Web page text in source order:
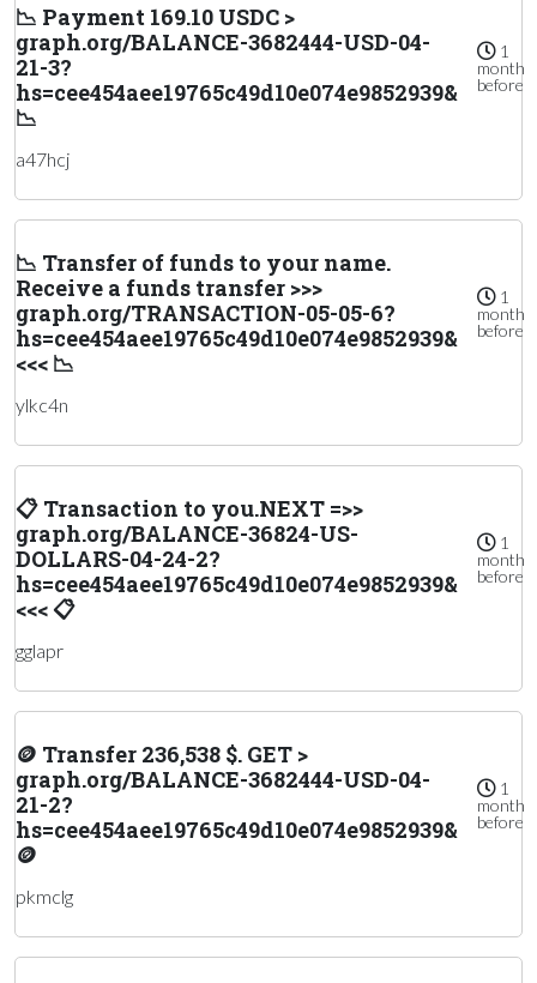
📉 Payment 169.10 USDC >
graph.org/BALANCE-3682444-USD-04-
21-3?
hs=cee454aee19765c49d10e074e9852939&
📉
1
month
before
a47hcj
📉 Transfer of funds to your name.
Receive a funds transfer >>>
graph.org/TRANSACTION-05-05-6?
hs=cee454aee19765c49d10e074e9852939&
<<< 📉
1
month
before
ylkc4n
📋 Transaction to you.NEXT =>>
graph.org/BALANCE-36824-US-
DOLLARS-04-24-2?
hs=cee454aee19765c49d10e074e9852939&
<<< 📋
1
month
before
gglapr
🪙 Transfer 236,538 $. GET >
graph.org/BALANCE-3682444-USD-04-
21-2?
hs=cee454aee19765c49d10e074e9852939&
🪙
1
month
before
pkmclg